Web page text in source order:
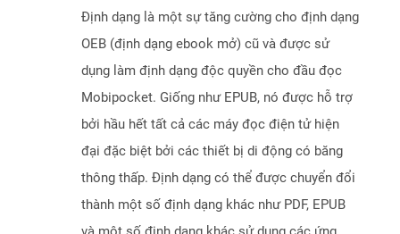
Định dạng là một sự tăng cường cho định dạng
OEB (định dạng ebook mở) cũ và được sử
dụng làm định dạng độc quyền cho đầu đọc
Mobipocket. Giống như EPUB, nó được hỗ trợ
bởi hầu hết tất cả các máy đọc điện tử hiện
đại đặc biệt bởi các thiết bị di động có băng
thông thấp. Định dạng có thể được chuyển đổi
thành một số định dạng khác như PDF, EPUB